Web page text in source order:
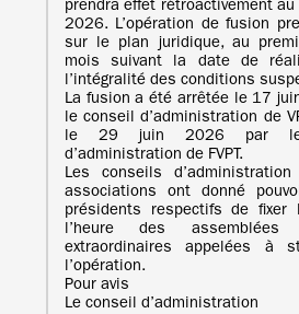
prendra effet rétroactivement
2026. L’opération de fusion
sur le plan juridique, au
mois suivant la date de
l’intégralité des conditions
La fusion a été arrêtée le 17
le conseil d’administration de
le 29 juin 2026 par le
d’administration de FVPT.
Les conseils
associations ont donné
présidents respectifs de
l’heure des assemblées
extraordinaires appelées à
l’opération.
Pour avis
Le conseil d’administration